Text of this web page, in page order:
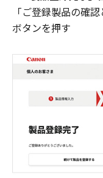
「ご登録製品の確認
ボタンを押す